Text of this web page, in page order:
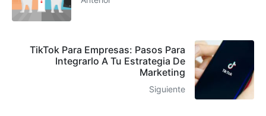
TikTok Para Empresas: Pasos Para
Integrarlo A Tu Estrategia De
Marketing
Siguiente